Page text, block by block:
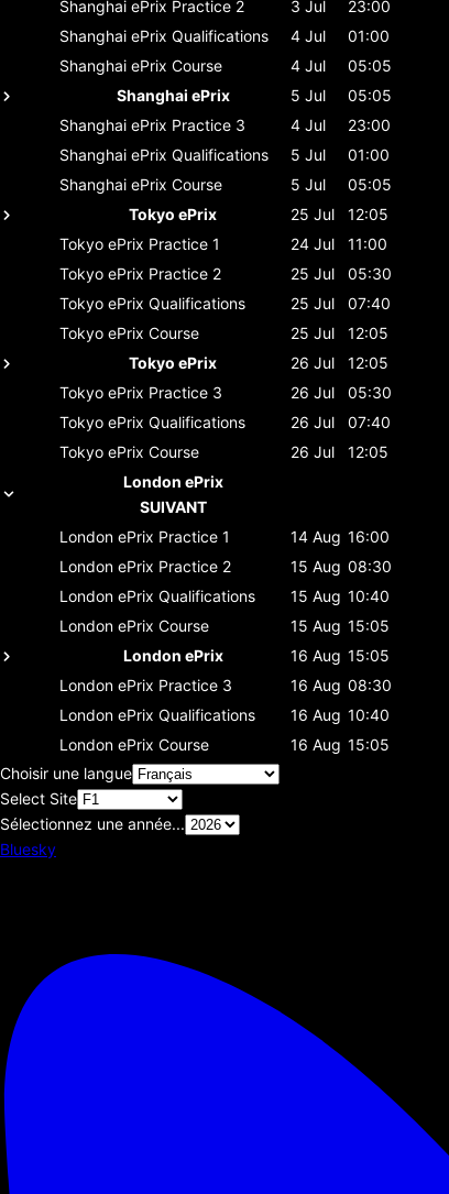
Shanghai ePrix Practice 2 3 Jul
23:00
Shanghai ePrix Qualifications 4 Jul
01:00
Shanghai ePrix Course 4 Jul
05:05
Shanghai ePrix
5 Jul
05:05
Shanghai ePrix Practice 3 4 Jul
23:00
Shanghai ePrix Qualifications 5 Jul
01:00
Shanghai ePrix Course 5 Jul
05:05
Tokyo ePrix
25 Jul
12:05
Tokyo ePrix Practice 1 24 Jul
11:00
Tokyo ePrix Practice 2 25 Jul
05:30
Tokyo ePrix Qualifications 25 Jul
07:40
Tokyo ePrix Course 25 Jul
12:05
Tokyo ePrix
26 Jul
12:05
Tokyo ePrix Practice 3 26 Jul
05:30
Tokyo ePrix Qualifications 26 Jul
07:40
Tokyo ePrix Course 26 Jul
12:05
London ePrix
SUIVANT
London ePrix Practice 1 14 Aug 16:00
London ePrix Practice 2 15 Aug 08:30
London ePrix Qualifications 15 Aug 10:40
London ePrix Course 15 Aug 15:05
London ePrix
16 Aug 15:05
London ePrix Practice 3 16 Aug 08:30
London ePrix Qualifications 16 Aug 10:40
London ePrix Course 16 Aug 15:05
Choisir une langue
Select Site
Sélectionnez une année...
Bluesky